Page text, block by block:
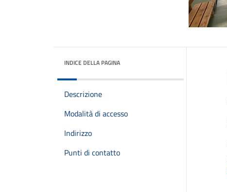
INDICE DELLA PAGINA
Descrizione
Modalità di accesso
Indirizzo
Punti di contatto